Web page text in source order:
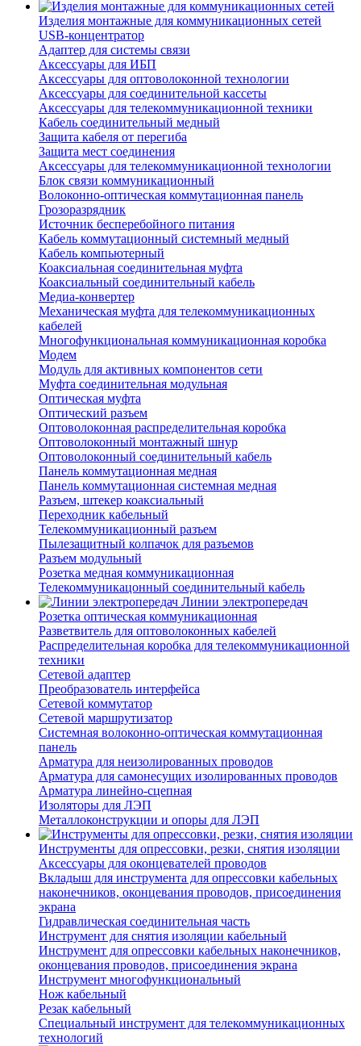
Изделия монтажные для коммуникационных сетей
USB-концентратор
Адаптер для системы связи
Аксессуары для ИБП
Аксессуары для оптоволоконной технологии
Аксессуары для соединительной кассеты
Аксессуары для телекоммуникационной техники
Кабель соединительный медный
Защита кабеля от перегиба
Защита мест соединения
Аксессуары для телекоммуникационной технологии
Блок связи коммуникационный
Волоконно-оптическая коммутационная панель
Грозоразрядник
Источник бесперебойного питания
Кабель коммутационный системный медный
Кабель компьютерный
Коаксиальная соединительная муфта
Коаксиальный соединительный кабель
Медиа-конвертер
Механическая муфта для телекоммуникационных
кабелей
Многофункциональная коммуникационная коробка
Модем
Модуль для активных компонентов сети
Муфта соединительная модульная
Оптическая муфта
Оптический разъем
Оптоволоконная распределительная коробка
Оптоволоконный монтажный шнур
Оптоволоконный соединительный кабель
Панель коммутационная медная
Панель коммутационная системная медная
Разъем, штекер коаксиальный
Переходник кабельный
Телекоммуникационный разъем
Пылезащитный колпачок для разъемов
Разъем модульный
Розетка медная коммуникационная
Телекоммуникацонный соединительный кабель
Линии электропередач
Розетка оптическая коммуникационная
Разветвитель для оптоволоконных кабелей
Распределительная коробка для телекоммуникационной
техники
Сетевой адаптер
Преобразователь интерфейса
Сетевой коммутатор
Сетевой маршрутизатор
Системная волоконно-оптическая коммутационная
панель
Арматура для неизолированных проводов
Арматура для самонесущих изолированных проводов
Арматура линейно-сцепная
Изоляторы для ЛЭП
Металлоконструкции и опоры для ЛЭП
Инструменты для опрессовки, резки, снятия изоляции
Аксессуары для оконцевателей проводов
Вкладыш для инструмента для опрессовки кабельных
наконечников, оконцевания проводов, присоединения
экрана
Гидравлическая соединительная часть
Инструмент для снятия изоляции кабельный
Инструмент для опрессовки кабельных наконечников,
оконцевания проводов, присоединения экрана
Инструмент многофункциональный
Нож кабельный
Резак кабельный
Специальный инструмент для телекоммуникационных
технологий